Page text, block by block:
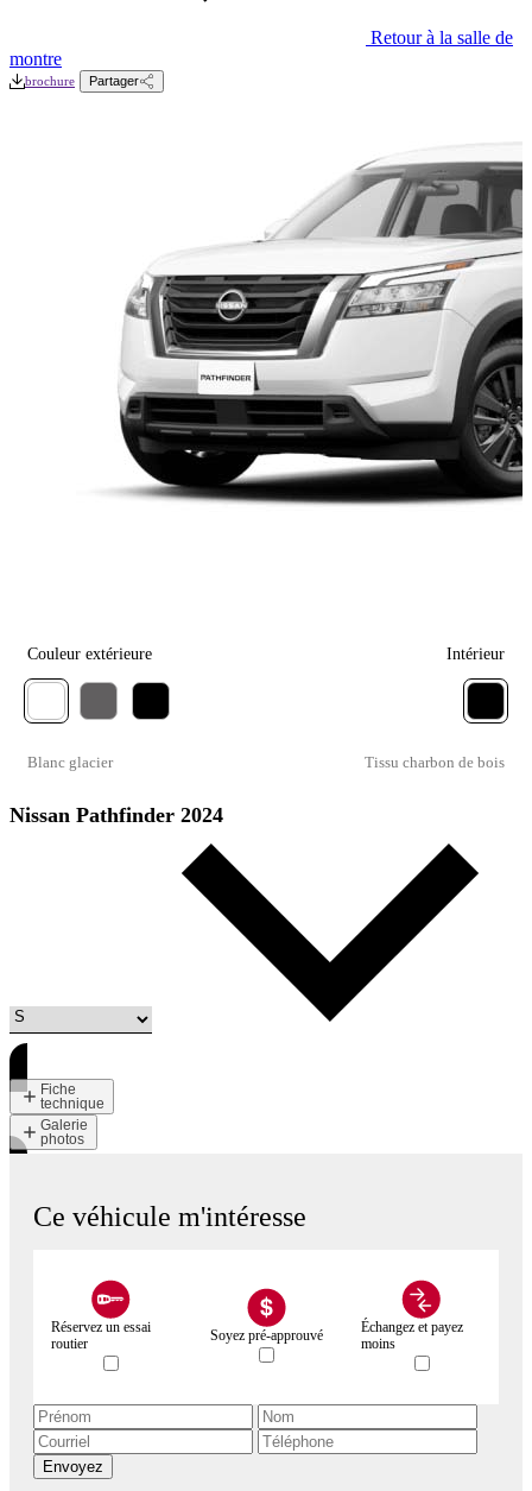
Retour à la salle de
montre
brochure Partager
Couleur extérieure
Blanc glacier
Intérieur
Tissu charbon de bois
Nissan Pathfinder 2024
Fiche
technique
Galerie
photos
Ce véhicule m'intéresse
Réservez un essai
routier
Soyez pré-approuvé
Échangez et payez
moins
Envoyez